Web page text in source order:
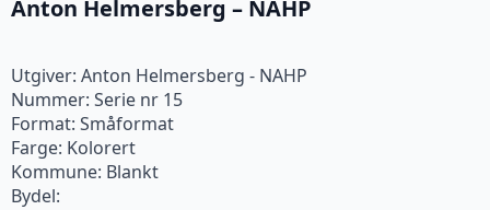
Anton Helmersberg – NAHP
Utgiver: Anton Helmersberg - NAHP
Nummer: Serie nr 15
Format: Småformat
Farge: Kolorert
Kommune: Blankt
Bydel: